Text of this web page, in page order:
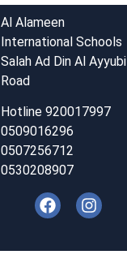
Al Alameen
International Schools
Salah Ad Din Al Ayyubi
Road
Hotline 920017997
0509016296
0507256712
0530208907